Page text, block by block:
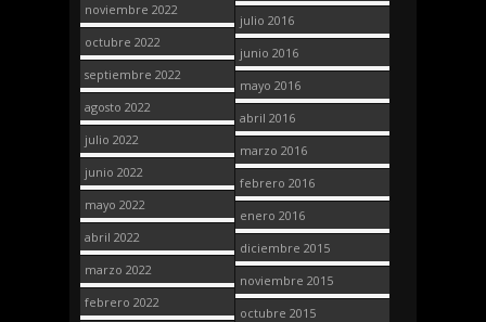
noviembre 2022
octubre 2022
septiembre 2022
agosto 2022
julio 2022
junio 2022
mayo 2022
abril 2022
marzo 2022
febrero 2022
julio 2016
junio 2016
mayo 2016
abril 2016
marzo 2016
febrero 2016
enero 2016
diciembre 2015
noviembre 2015
octubre 2015